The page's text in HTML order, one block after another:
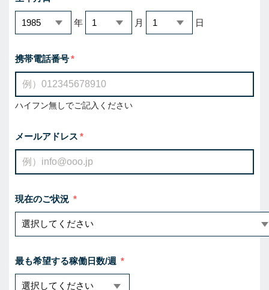
年 月 日
携帯電話番号
ハイフン無しでご記入ください
メールアドレス
現在のご状況
最も希望する稼働日数/週